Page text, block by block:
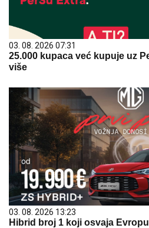
03. 08. 2026 07:31
25.000 kupaca već kupuje uz
više
03. 08. 2026 13:23
Hibrid broj 1 koji osvaja